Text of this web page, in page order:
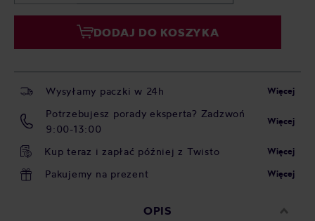
DODAJ DO KOSZYKA
Wysyłamy paczki w 24h Więcej
Potrzebujesz porady eksperta? Zadzwoń
9:00-13:00
Więcej
Kup teraz i zapłać później z Twisto Więcej
Pakujemy na prezent Więcej
OPIS